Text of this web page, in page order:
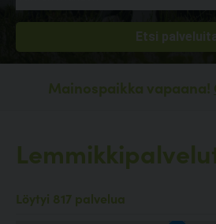
Mainospaikka vapaana!
Löytyi 817 palvelua